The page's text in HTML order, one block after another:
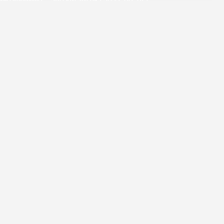
elektrikli) - 270 Kw 367 Ps | 2023-05-01 / -
elektrikli) - 270 Kw 367 Ps | 2021-08-01 / -
330 Ps | 2020-09-01 / -
- 375 Kw 510 Ps | 2021-11-01 / -
elektrikli) - 330 Kw 449 Ps | 2022-09-01 / -
elektrikli) - 270 Kw 367 Ps | 2020-10-01 / -